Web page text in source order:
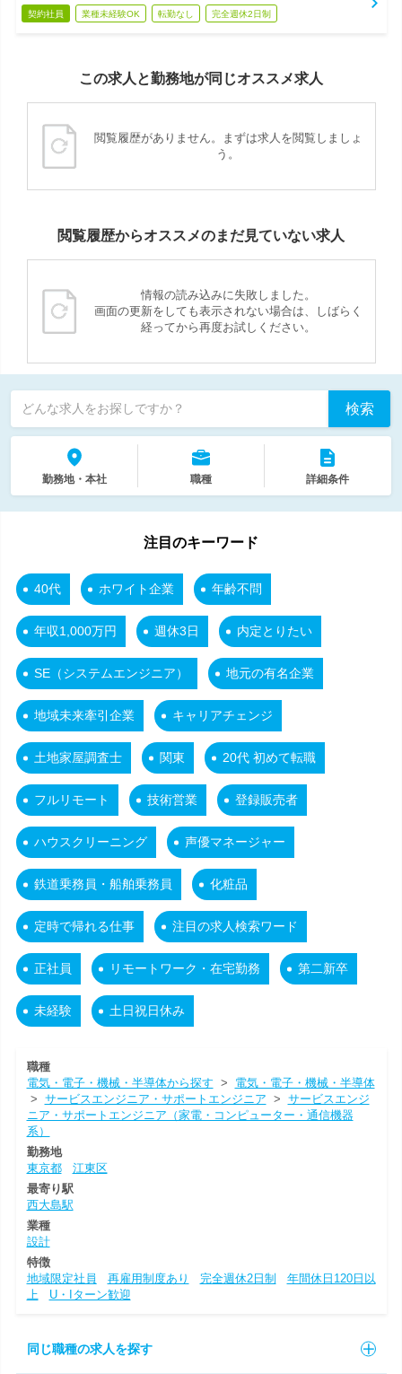
契約社員 業種未経験OK 転勤なし 完全週休2日制
この求人と勤務地が同じオススメ求人
閲覧履歴がありません。まずは求人を閲覧しましょ
う。
閲覧履歴からオススメのまだ見ていない求人
情報の読み込みに失敗しました。
画面の更新をしても表示されない場合は、しばらく
経ってから再度お試しください。
どんな求人をお探しですか？ 検索
勤務地・本社 職種 詳細条件
注目のキーワード
40代 ホワイト企業 年齢不問
年収1,000万円 週休3日 内定とりたい
SE（システムエンジニア） 地元の有名企業
地域未来牽引企業 キャリアチェンジ
土地家屋調査士 関東 20代 初めて転職
フルリモート 技術営業 登録販売者
ハウスクリーニング 声優マネージャー
鉄道乗務員・船舶乗務員 化粧品
定時で帰れる仕事 注目の求人検索ワード
正社員 リモートワーク・在宅勤務 第二新卒
未経験 土日祝日休み
職種
電気・電子・機械・半導体から探す > 電気・電子・機械・半導体
> サービスエンジニア・サポートエンジニア > サービスエンジ
ニア・サポートエンジニア（家電・コンピューター・通信機器
系）
勤務地
東京都
江東区
最寄り駅
西大島駅
業種
設計
特徴
地域限定社員
再雇用制度あり 完全週休2日制
年間休日120日以
上
U・Iターン歓迎
同じ職種の求人を探す